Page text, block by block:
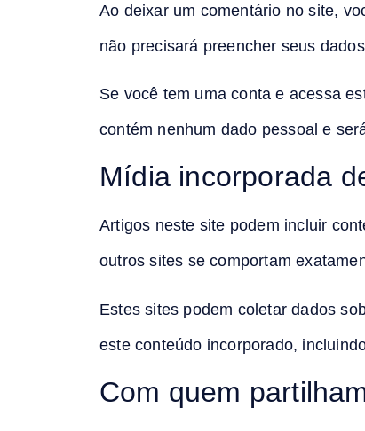
Ao deixar um comentário no site,
não precisará preencher seus
Se você tem uma conta e acessa
contém nenhum dado pessoal e
Mídia incorporada
Artigos neste site podem incluir
outros sites se comportam
Estes sites podem coletar dados
este conteúdo incorporado,
Com quem